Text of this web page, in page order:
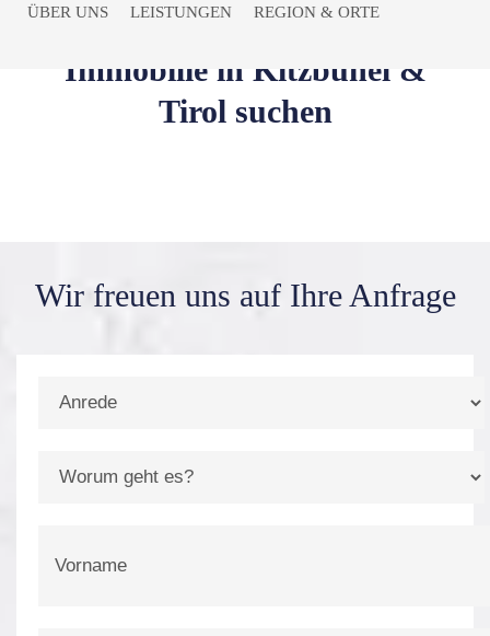
Immobilie in Kitzbühel &
Tirol suchen
Wir freuen uns auf Ihre Anfrage
ÜBER UNS LEISTUNGEN REGION & ORTE